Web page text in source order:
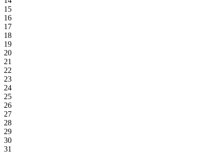
15
16
17
18
19
20
21
22
23
24
25
26
27
28
29
30
31